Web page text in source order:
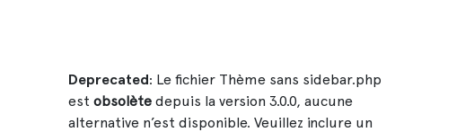
Deprecated: Le fichier Thème sans sidebar.php
est obsolète depuis la version 3.0.0, aucune
alternative n’est disponible. Veuillez inclure un